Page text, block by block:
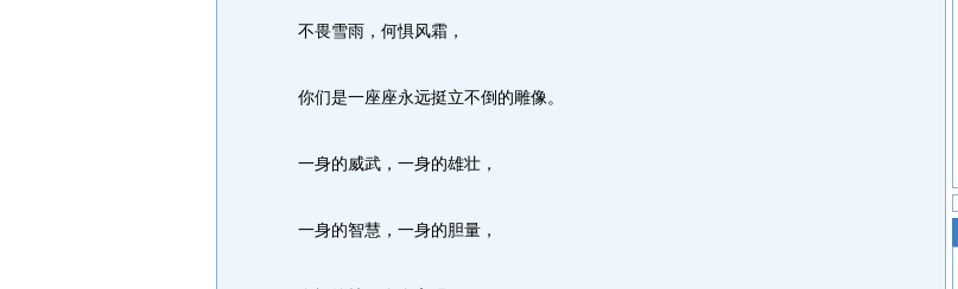
不畏雪雨，何惧风霜，
你们是一座座永远挺立不倒的雕像。
一身的威武，一身的雄壮，
一身的智慧，一身的胆量，